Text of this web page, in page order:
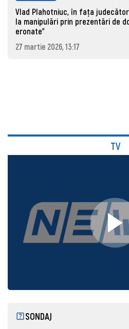
Vlad Plahotniuc, în fața
la manipulări prin prezentări de
eronate"
27 martie 2026, 13:17
TV
SONDAJ